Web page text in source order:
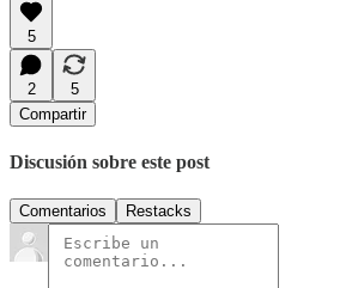
5
2
5
Compartir
Discusión sobre este post
Comentarios Restacks